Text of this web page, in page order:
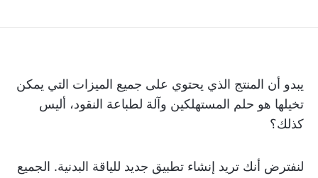
يبدو أن المنتج الذي يحتوي على جميع الميزات التي يمكن
تخيلها هو حلم المستهلكين وآلة لطباعة النقود، أليس
كذلك؟
لنفترض أنك تريد إنشاء تطبيق جديد للياقة البدنية. الجميع